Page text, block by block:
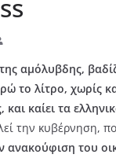
αμόλυβδης,
το λίτρο, χωρίς
καίει τα
την κυβέρνηση,
ανακούφιση του